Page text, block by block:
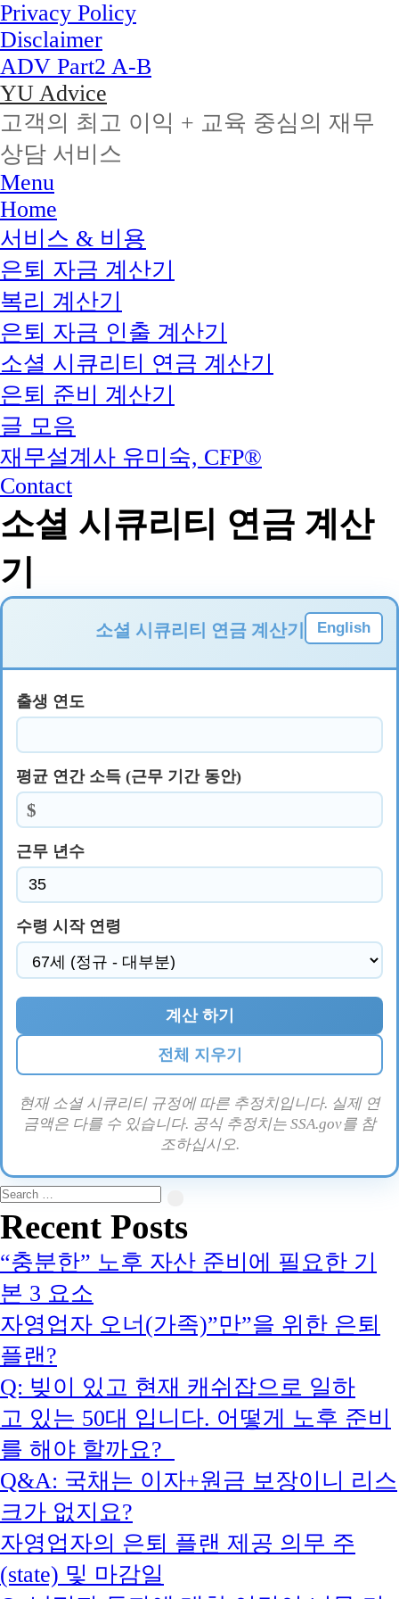
Privacy Policy
Disclaimer
ADV Part2 A-B
YU Advice
고객의 최고 이익 + 교육 중심의 재무
상담 서비스
Skip
to
content
Menu
Home
서비스 & 비용
은퇴 자금 계산기
복리 계산기
은퇴 자금 인출 계산기
소셜 시큐리티 연금 계산기
은퇴 준비 계산기
글 모음
재무설계사 유미숙, CFP®
Contact
소셜 시큐리티 연금 계산
기
English
소셜 시큐리티 연금 계산기
출생 연도
평균 연간 소득 (근무 기간 동안)
$
근무 년수
수령 시작 연령
계산 하기
전체 지우기
현재 소셜 시큐리티 규정에 따른 추정치입니다. 실제 연
금액은 다를 수 있습니다. 공식 추정치는 SSA.gov를 참
조하십시오.
Search
for:
Recent Posts
“충분한” 노후 자산 준비에 필요한 기
본 3 요소
자영업자 오너(가족)”만”을 위한 은퇴
플랜?
Q: 빚이 있고 현재 캐쉬잡으로 일하
고 있는 50대 입니다. 어떻게 노후 준비
를 해야 할까요?
Q&A: 국채는 이자+원금 보장이니 리스
크가 없지요?
자영업자의 은퇴 플랜 제공 의무 주
(state) 및 마감일